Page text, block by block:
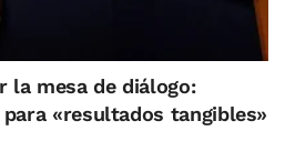
la mesa de diálogo:
«resultados tangibles»